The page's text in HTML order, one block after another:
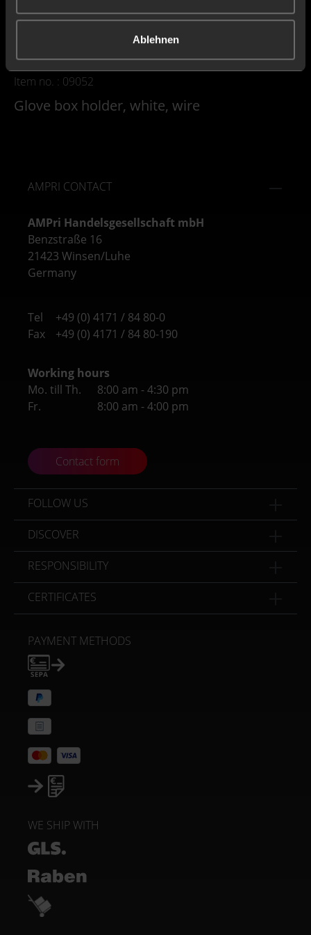
Ablehnen
Item no. : 09052
Glove box holder, white, wire
AMPRI CONTACT
AMPri Handelsgesellschaft mbH
Benzstraße 16
21423 Winsen/Luhe
Germany
Tel
+49 (0) 4171 / 84 80-0
Fax
+49 (0) 4171 / 84 80-190
Working hours
Mo. till Th.
8:00 am - 4:30 pm
Fr.
8:00 am - 4:00 pm
Contact form
FOLLOW US
DISCOVER
RESPONSIBILITY
CERTIFICATES
PAYMENT METHODS
WE SHIP WITH